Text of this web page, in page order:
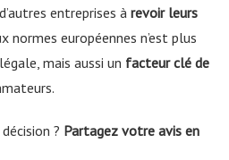
entreprises à revoir leurs
normes européennes n’est plus
mais aussi un facteur clé de
? Partagez votre avis en